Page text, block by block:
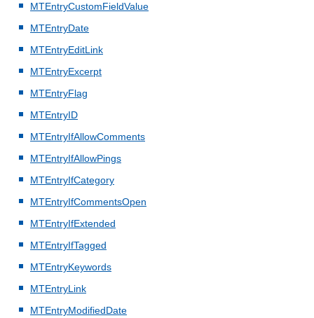
MTEntryCustomFieldValue
MTEntryDate
MTEntryEditLink
MTEntryExcerpt
MTEntryFlag
MTEntryID
MTEntryIfAllowComments
MTEntryIfAllowPings
MTEntryIfCategory
MTEntryIfCommentsOpen
MTEntryIfExtended
MTEntryIfTagged
MTEntryKeywords
MTEntryLink
MTEntryModifiedDate